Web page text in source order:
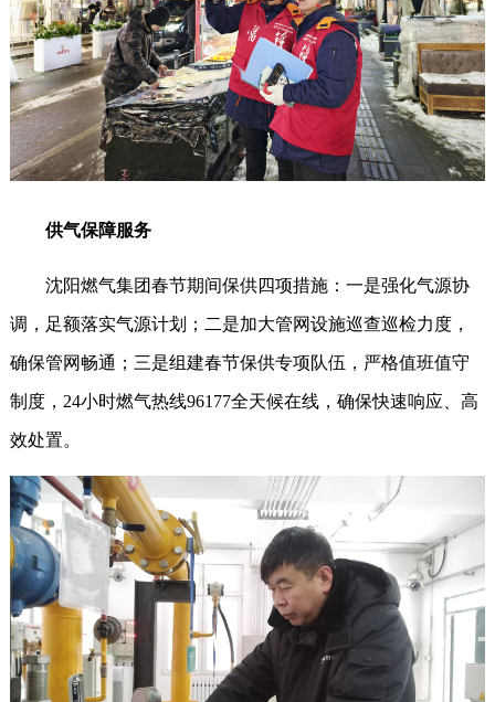
供气保障服务
沈阳燃气集团春节期间保供四项措施：一是强化气源协
调，足额落实气源计划；二是加大管网设施巡查巡检力度，
确保管网畅通；三是组建春节保供专项队伍，严格值班值守
制度，24小时燃气热线96177全天候在线，确保快速响应、高
效处置。